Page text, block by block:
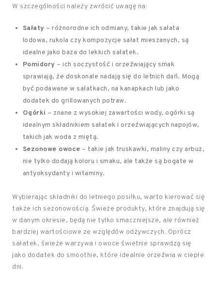
W szczególności należy zwrócić uwagę na:
Sałaty – różnorodne ich odmiany, takie jak sałata
lodowa, rukola czy kompozycje sałat mieszanych, są
idealne jako baza do lekkich sałatek.
Pomidory – ich soczystość i orzeźwiający smak
sprawiają, że doskonale nadają się do letnich dań. Mogą
być podawane w sałatkach, na kanapkach lub jako
dodatek do grillowanych potraw.
Ogórki – znane z wysokiej zawartości wody, ogórki są
idealnym składnikiem sałatek i orzeźwiających napojów,
takich jak woda z miętą.
Sezonowe owoce – takie jak truskawki, maliny czy arbuz,
nie tylko dodają koloru i smaku, ale także są bogate w
antyoksydanty i witaminy.
Wybierając składniki do letniego posiłku, warto kierować się
także ich sezonowością. Świeże produkty, które znajdują się
w danym okresie, będą nie tylko smaczniejsze, ale również
bardziej wartościowe ze względów odżywczych. Oprócz
sałatek, świeże warzywa i owoce świetnie sprawdzą się
jako dodatek do smoothie, które idealnie orzeźwia w ciepłe
dni.